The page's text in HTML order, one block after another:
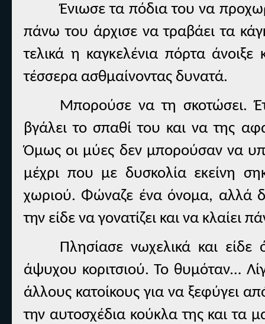
Ένιωσε τα πόδια του να
πάνω του άρχισε να τραβάει τα
τελικά η καγκελένια πόρτα
τέσσερα ασθμαίνοντας δυνατά.
Μπορούσε να τη σκοτώσει.
βγάλει το σπαθί του και να της
Όμως οι μύες δεν μπορούσαν να
μέχρι που με δυσκολία εκείνη
χωριού. Φώναζε ένα όνομα, αλλά
την είδε να γονατίζει και να
Πλησίασε νωχελικά και
άψυχου κοριτσιού. Το θυμόταν…
άλλους κατοίκους για να ξεφύγει
την αυτοσχέδια κούκλα της και τα